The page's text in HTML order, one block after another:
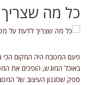
כל מה
פעם המטבח היה המקום הכי
באוכל המוגש, הופכים את
ספק שסגנון העיצוב של